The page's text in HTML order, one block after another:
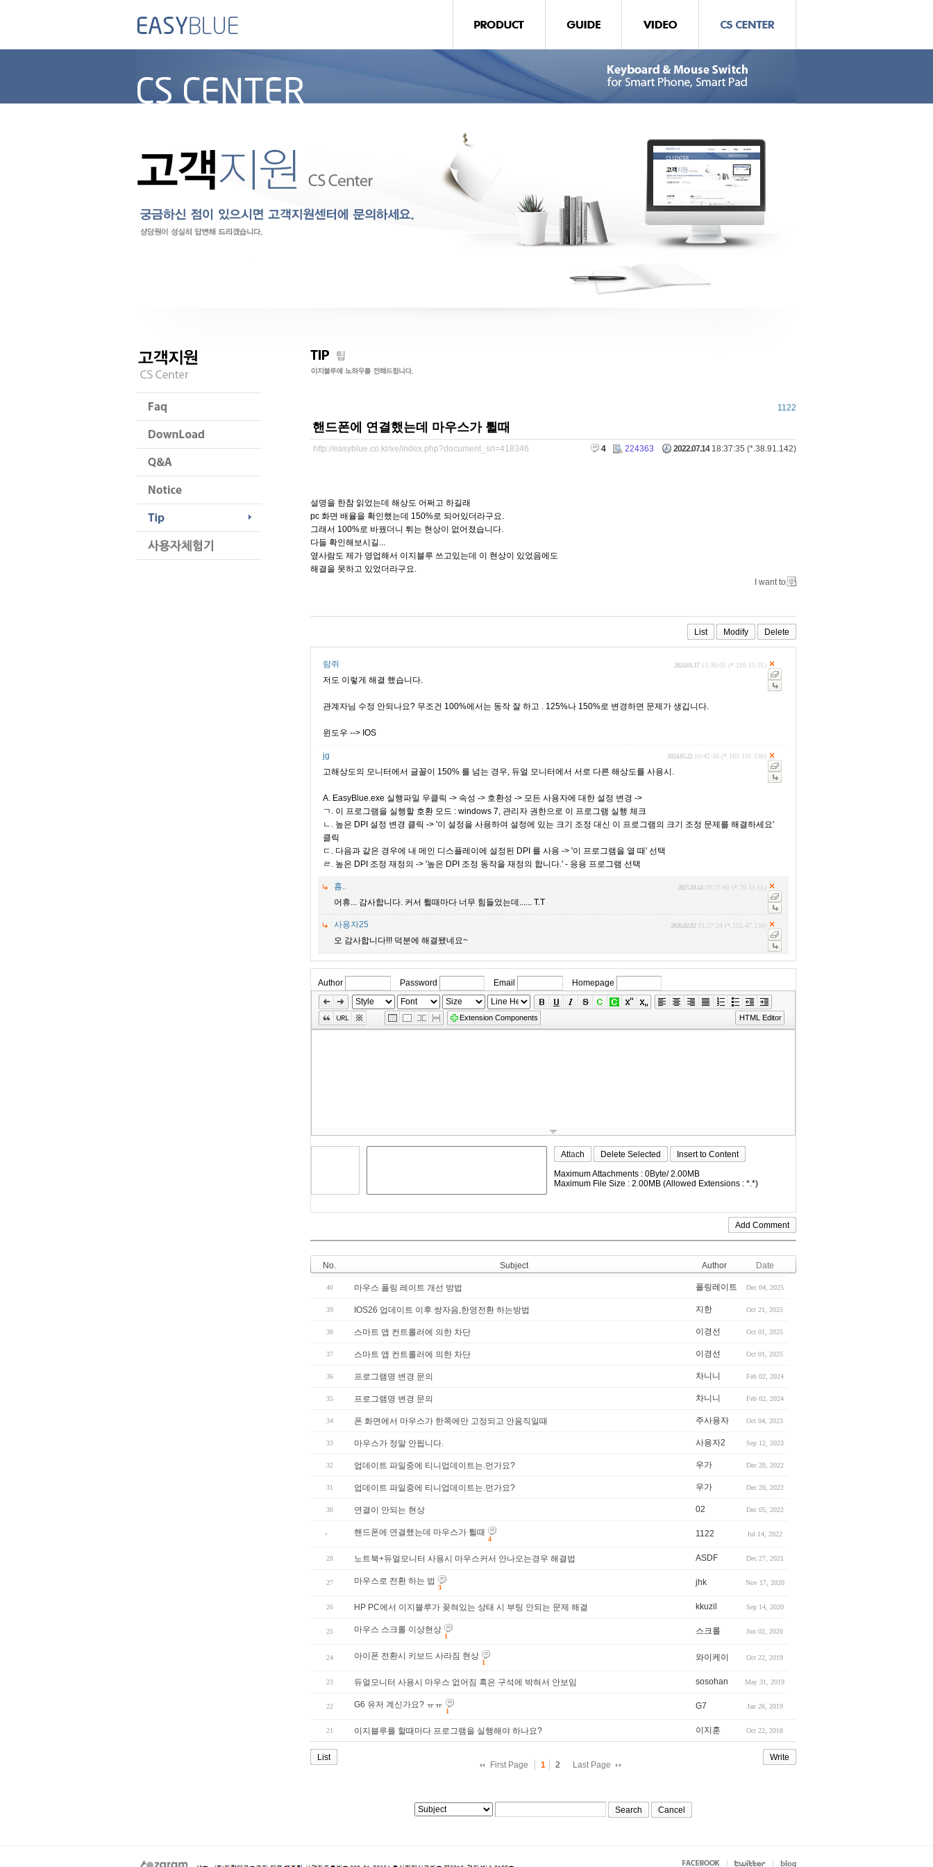
핸드폰에 연결했는데 마우스가 튈때
1122
http://easyblue.co.kr/xe/index.php?document_srl=418346 2022.07.1418:37:35 (*.38.91.142)
224363
4
설명을 한참 읽었는데 해상도 어쩌고 하길래
pc 화면 배율을 확인했는데 150%로 되어있더라구요.
그래서 100%로 바꿨더니 튀는 현상이 없어졌습니다.
다들 확인해보시길...
옆사람도 제가 영업해서 이지블루 쓰고있는데 이 현상이 있었음에도
해결을 못하고 있었더라구요.
I want to
List Modify Delete
2024.01.1715:36:05 (*.216.15.91)
람쥐
저도 이렇게 해결 했습니다.
관계자님 수정 안되나요? 무조건 100%에서는 동작 잘 하고 . 125%나 150%로 변경하면 문제가 생깁니다.
윈도우 --> IOS
2024.05.2210:42:56 (*.163.191.136)
jg
고해상도의 모니터에서 글꼴이 150% 를 넘는 경우, 듀얼 모니터에서 서로 다른 해상도를 사용시.
A. EasyBlue.exe 실행파일 우클릭 -> 속성 -> 호환성 -> 모든 사용자에 대한 설정 변경 ->
ㄱ. 이 프로그램을 실행할 호환 모드 : windows 7, 관리자 권한으로 이 프로그램 실행 체크
ㄴ. 높은 DPI 설정 변경 클릭 -> '이 설정을 사용하여 설정에 있는 크기 조정 대신 이 프로그램의 크기 조정 문제를 해결하세요'
클릭
ㄷ. 다음과 같은 경우에 내 메인 디스플레이에 설정된 DPI 를 사용 -> '이 프로그램을 열 때' 선택
ㄹ. 높은 DPI 조정 재정의 -> '높은 DPI 조정 동작을 재정의 합니다.' - 응용 프로그램 선택
2025.10.1410:27:45 (*.70.51.61)
흠..
어휴... 감사합니다. 커서 튈때마다 너무 힘들었는데...... T.T
2026.02.02 13:27:24 (*.155.47.150)
사용자25
오 감사합니다!!! 덕분에 해결됐네요~
Author Password Email
Homepage
Skip
Edit
Toolbox
Extension Components HTML Editor
Attach Delete Selected
Insert to Content
Maximum Attachments : 0Byte/ 2.00MB
Maximum File Size : 2.00MB (Allowed Extensions : *.*)
No. Subject Author Date
40 마우스 폴링 레이트 개선 방법 폴링레이트 Dec 04, 2025
39 IOS26 업데이트 이후 쌍자음,한영전환 하는방법 지한 Oct 21, 2025
38 스마트 앱 컨트롤러에 의한 차단 이경선 Oct 01, 2025
37 스마트 앱 컨트롤러에 의한 차단 이경선 Oct 01, 2025
36 프로그램명 변경 문의 차니니 Feb 02, 2024
35 프로그램명 변경 문의 차니니 Feb 02, 2024
34 폰 화면에서 마우스가 한쪽에만 고정되고 안움직일때 주사용자 Oct 04, 2023
33 마우스가 정말 안됩니다. 사용자2 Sep 12, 2023
32 업데이트 파일중에 티니업데이트는.먼가요? 우가 Dec 20, 2022
31 업데이트 파일중에 티니업데이트는.먼가요? 우가 Dec 20, 2022
30 연결이 안되는 현상 02 Dec 05, 2022
핸드폰에 연결했는데 마우스가 튈때
4
1122 Jul 14, 2022
28 노트북+듀얼모니터 사용시 마우스커서 안나오는경우 해결법 ASDF Dec 27, 2021
27 마우스로 전환 하는 법
3
jhk Nov 17, 2020
26 HP PC에서 이지블루가 꽂혀있는 상태 시 부팅 안되는 문제 해결 kkuzil Sep 14, 2020
25 마우스 스크롤 이상현상
1
스크롤 Jun 02, 2020
24 아이폰 전환시 키보드 사라짐 현상
1
와이케이 Oct 22, 2019
23 듀얼모니터 사용시 마우스 없어짐 혹은 구석에 박혀서 안보임 sosohan May 31, 2019
22 G6 유저 계신가요? ㅠㅠ
1
G7 Jan 26, 2019
21 이지블루를 할때마다 프로그램을 실행해야 하나요? 이지훈 Oct 22, 2018
List Write
First Page 1 2 Last Page
Search Cancel